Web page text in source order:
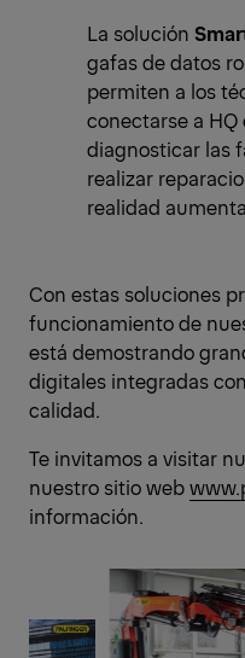
La solución
gafas de datos
permiten a los
conectarse a
diagnosticar las
realizar
realidad
Con estas soluciones
funcionamiento de
está demostrando
digitales integradas
calidad.
Te invitamos a visitar
nuestro sitio web
información.